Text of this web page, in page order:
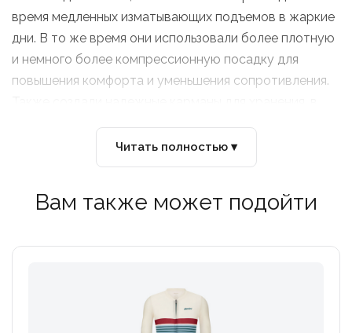
время медленных изматывающих подъемов в жаркие
дни. В то же время они использовали более плотную
и немного более компрессионную посадку для
повышения комфорта и уменьшения сопротивления.
содержимое не высыпалось во время интенсивной
Читать полностью ▾
Вам также может подойти